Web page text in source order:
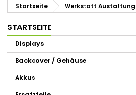
Startseite Werkstatt Austattung
STARTSEITE
Displays
Backcover / Gehäuse
Akkus